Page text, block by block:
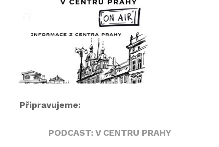
Připravujeme:
PODCAST: V CENTRU PRAHY